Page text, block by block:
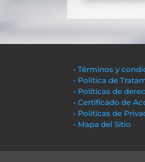
• Términos y
• Política de
• Políticas de
• Certificado de
• Políticas de
• Mapa del Sitio